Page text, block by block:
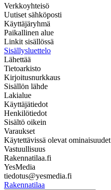
Verkkoyhteisö
Uutiset sähköposti
Käyttäjäryhmä
Paikallinen alue
Linkit sisällössä
Sisällysluettelo
Lähettää
Tietoarkisto
Kirjoitusnurkkaus
Sisällön lähde
Lakialue
Käyttäjätiedot
Henkilötiedot
Sisältö oikein
Varaukset
Käytettävissä olevat ominaisuudet
Vastuullisuus
Rakennatilaa.fi
YesMedia
tiedotus@yesmedia.fi
Rakennatilaa